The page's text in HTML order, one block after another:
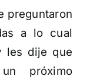
preguntaron
a lo cual
les dije que
próximo